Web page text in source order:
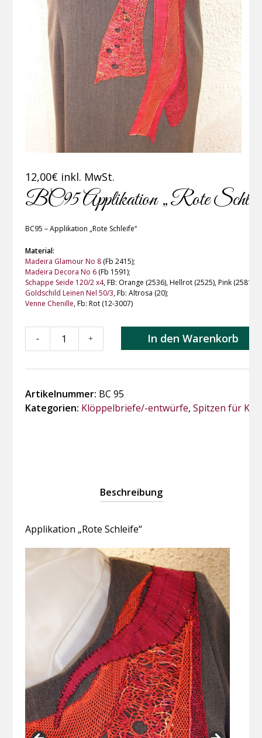
12,00€ inkl. MwSt.
BC95 Applikation „Rote
BC95 – Applikation „Rote Schleife“
Material:
Madeira Glamour No 8(Fb 2415);
Madeira Decora No 6(Fb 1591);
Schappe Seide 120/2 x4, FB: Orange (2536), Hellrot (2525), Pink (2581),
Goldschild Leinen Nel 50/3, Fb: Altrosa (20);
Venne Chenille, Fb: Rot (12-3007)
Applikation
Menge
- + In den Warenkorb
Artikelnummer: BC 95
Kategorien: Klöppelbriefe/-entwürfe, Spitzen für
Beschreibung
Applikation „Rote Schleife“